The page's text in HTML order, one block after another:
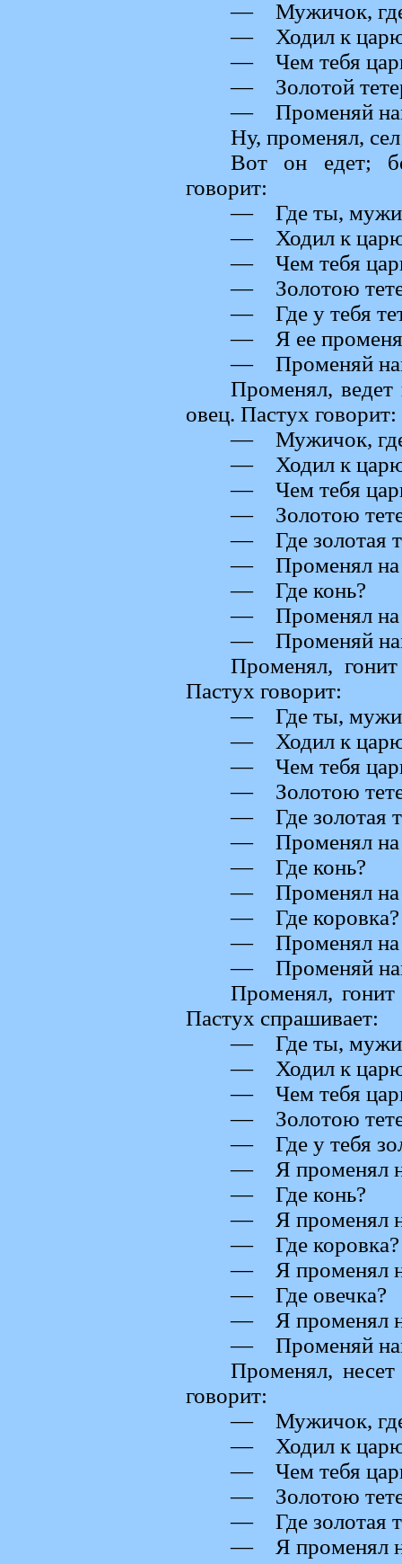
— Мужичок,
— Ходил к
— Чем тебя
— Золотой
— Променяй нам
Ну, променял,
Вот он едет;
говорит:
— Где ты,
— Ходил к
— Чем тебя
— Золотою
— Где у тебя
— Я ее
— Променяй нам
Променял, ведет
овец. Пастух говорит:
— Мужичок,
— Ходил к
— Чем тебя
— Золотою
— Где золотая
— Променял на
— Где конь?
— Променял на
— Променяй нам
Променял,
Пастух говорит:
— Где ты,
— Ходил к
— Чем тебя
— Золотою
— Где золотая
— Променял на
— Где конь?
— Променял на
— Где коровка?
— Променял на
— Променяй нам
Променял, гонит
Пастух спрашивает:
— Где ты,
— Ходил к
— Чем тебя
— Золотою
— Где у тебя
— Я променял
— Где конь?
— Я променял
— Где коровка?
— Я променял
— Где овечка?
— Я променял
— Променяй нам
Променял, несет
говорит:
— Мужичок,
— Ходил к
— Чем тебя
— Золотою
— Где золотая
— Я променял